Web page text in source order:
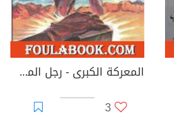
المعركة الكبرى - رجل المستحيل
3